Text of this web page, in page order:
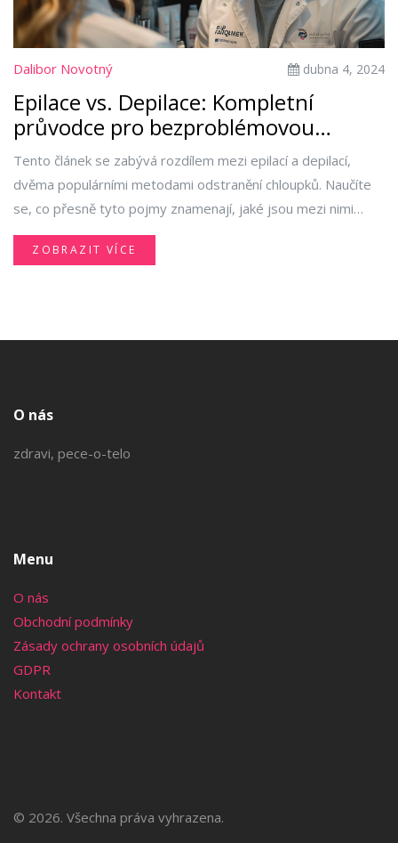
Dalibor Novotný dubna 4, 2024
Epilace vs. Depilace: Kompletní
průvodce pro bezproblémovou
pokožku
Tento článek se zabývá rozdílem mezi epilací a depilací,
dvěma populárními metodami odstranění chloupků. Naučíte
se, co přesně tyto pojmy znamenají, jaké jsou mezi nimi
rozdíly a jakou metodu si vybrat pro vaši pokožku.
Zahrnujeme také tipy na to, jak postup při odstranění
ZOBRAZIT VÍCE
O nás
zdravi, pece-o-telo
Menu
O nás
Obchodní podmínky
Zásady ochrany osobních údajů
GDPR
Kontakt
© 2026. Všechna práva vyhrazena.